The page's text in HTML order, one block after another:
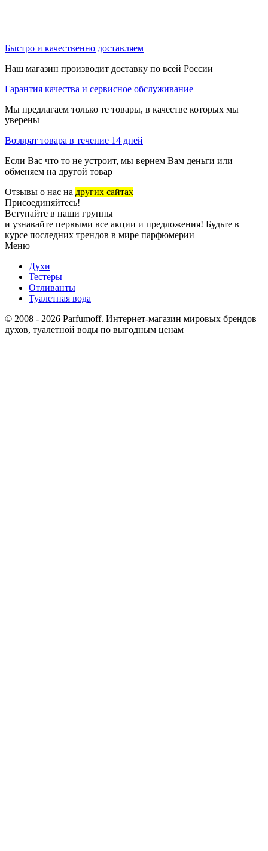
Быстро и качественно доставляем
Наш магазин производит доставку по всей России
Гарантия качества и сервисное обслуживание
Мы предлагаем только те товары, в качестве которых мы
уверены
Возврат товара в течение 14 дней
Если Вас что то не устроит, мы вернем Вам деньги или
обменяем на другой товар
Отзывы о нас на других сайтах
Присоединяйтесь!
Вступайте в наши группы
и узнавайте первыми все акции и предложения! Будьте в
курсе последних трендов в мире парфюмерии
Меню
Духи
Тестеры
Отливанты
Туалетная вода
© 2008 - 2026 Parfumoff. Интернет-магазин мировых брендов
духов, туалетной воды по выгодным ценам